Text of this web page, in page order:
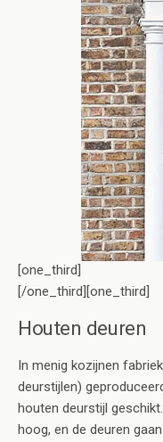
[one_third]
[/one_third][one_third]
Houten deuren
In menig kozijnen
deurstijlen)
houten deurstijl
hoog, en de deuren